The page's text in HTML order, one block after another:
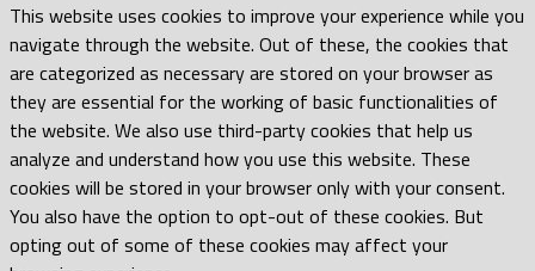
This website uses cookies to improve your experience while you
navigate through the website. Out of these, the cookies that
are categorized as necessary are stored on your browser as
they are essential for the working of basic functionalities of
the website. We also use third-party cookies that help us
analyze and understand how you use this website. These
cookies will be stored in your browser only with your consent.
You also have the option to opt-out of these cookies. But
opting out of some of these cookies may affect your